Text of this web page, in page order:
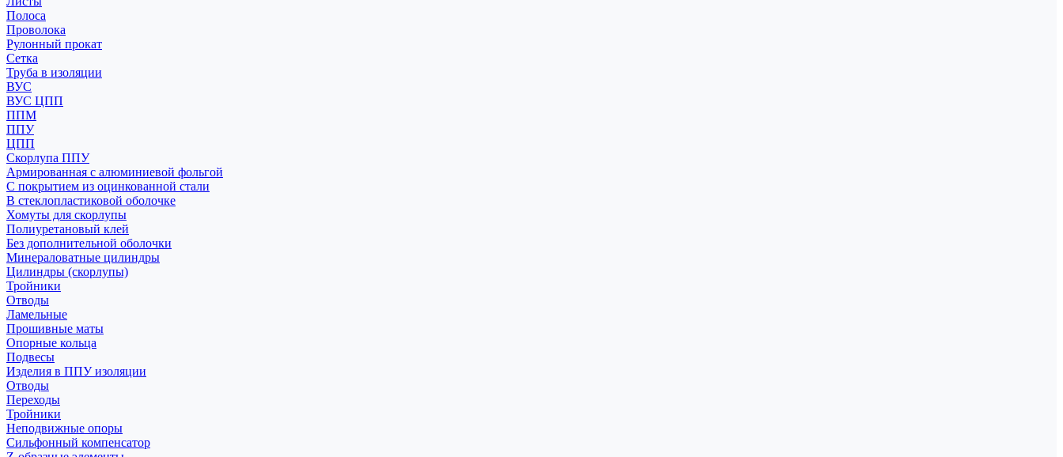
Полоса
Проволока
Рулонный прокат
Сетка
Труба в изоляции
ВУС
ВУС ЦПП
ППМ
ППУ
ЦПП
Скорлупа ППУ
Армированная с алюминиевой фольгой
С покрытием из оцинкованной стали
В стеклопластиковой оболочке
Хомуты для скорлупы
Полиуретановый клей
Без дополнительной оболочки
Минераловатные цилиндры
Цилиндры (скорлупы)
Тройники
Отводы
Ламельные
Прошивные маты
Опорные кольца
Подвесы
Изделия в ППУ изоляции
Отводы
Переходы
Тройники
Неподвижные опоры
Cильфонный компенсатор